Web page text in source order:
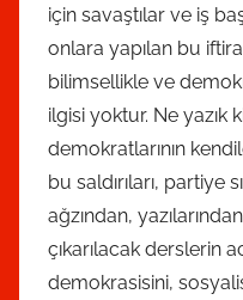
için savaştılar ve iş
onlara yapılan bu
bilimsellikle ve
ilgisi yoktur. Ne yazık
demokratlarının
bu saldırıları, partiye
ağzından,
çıkarılacak derslerin
demokrasisini,